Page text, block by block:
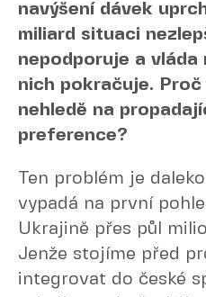
navýšení dávek
miliard situaci
nepodporuje a vláda
nich pokračuje.
nehledě na
preference?
Ten problém je
vypadá na první
Ukrajině přes půl
Jenže stojíme před
integrovat do české